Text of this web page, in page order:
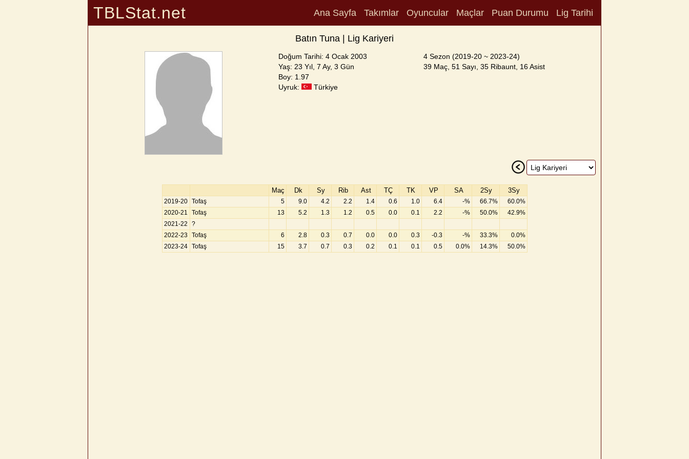
TBLStat.net Ana Sayfa Takımlar Oyuncular Maçlar Puan Durumu Lig Tarihi
Batın Tuna | Lig Kariyeri
Doğum Tarihi: 4 Ocak 2003
Yaş: 23 Yıl, 7 Ay, 3 Gün
Boy: 1.97
Uyruk:
Türkiye
4 Sezon (2019-20 ~ 2023-24)
39 Maç, 51 Sayı, 35 Ribaunt, 16 Asist
Maç Dk Sy Rib Ast TÇ TK VP SA 2Sy 3Sy
2019-20 Tofaş 5 9.0 4.2 2.2 1.4 0.6 1.0 6.4 -% 66.7%
60.0%
2020-21
Tofaş 13 5.2 1.3 1.2 0.5 0.0 0.1 2.2 -% 50.0%
42.9%
2021-22
?
2022-23 Tofaş 6 2.8 0.3 0.7 0.0 0.0 0.3 -0.3 -% 33.3%
0.0%
2023-24 Tofaş 15 3.7 0.7 0.3 0.2 0.1 0.1 0.5 0.0% 14.3% 50.0%